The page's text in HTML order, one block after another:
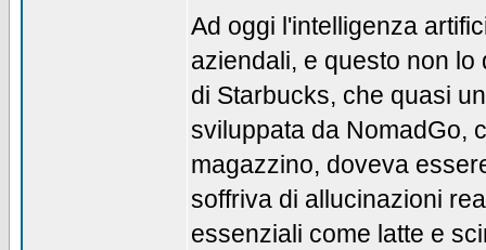
Ad oggi l'intelligenza
aziendali, e questo non
di Starbucks, che quasi
sviluppata da NomadGo,
magazzino, doveva
soffriva di allucinazioni
essenziali come latte e